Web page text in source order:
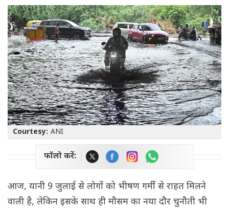
Courtesy: ANI
फॉलो करें:
आज, यानी 9 जुलाई से लोगों को भीषण गर्मी से राहत मिलने
वाली है, लेकिन इसके साथ ही मौसम का नया दौर चुनौती भी